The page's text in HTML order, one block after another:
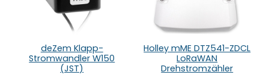
deZem Klapp-
Stromwandler W150
(JST)
Holley mME DTZ541-ZDCL
LoRaWAN
Drehstromzähler